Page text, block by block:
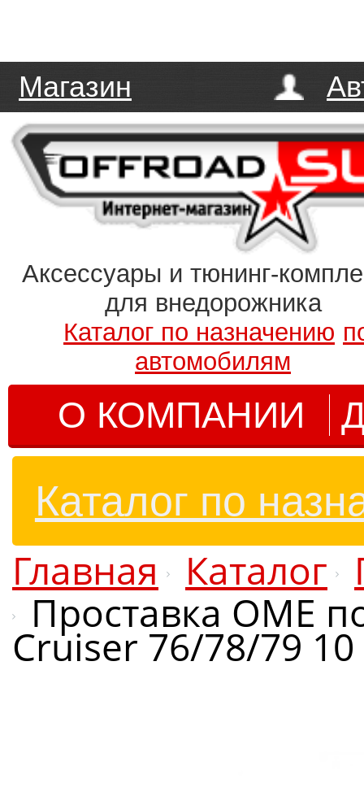
Магазин
Аксессуары и тюнинг-
для внедорожника
Каталог по назначению
автомобилям
О КОМПАНИИ
Каталог по
Главная Каталог
Проставка OME
Cruiser 76/78/79